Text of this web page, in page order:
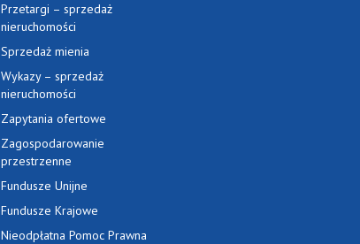
Przetargi – sprzedaż
nieruchomości
Sprzedaż mienia
Wykazy – sprzedaż
nieruchomości
Zapytania ofertowe
Zagospodarowanie
przestrzenne
Fundusze Unijne
Fundusze Krajowe
Nieodpłatna Pomoc Prawna